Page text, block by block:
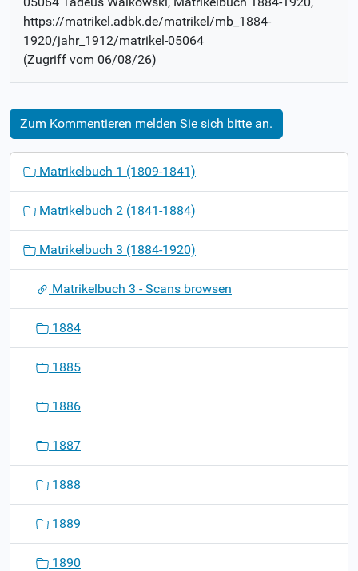
https://matrikel.adbk.de/matrikel/mb_1884-
1920/jahr_1912/matrikel-05064
(Zugriff vom 06/08/26)
Zum Kommentieren melden Sie sich bitte an.
o
Matrikelbuch 1 (1809-1841)
Matrikelbuch 2 (1841-1884)
Matrikelbuch 3 (1884-1920)
Matrikelbuch 3 - Scans browsen
1884
1885
1886
1887
1888
1889
1890